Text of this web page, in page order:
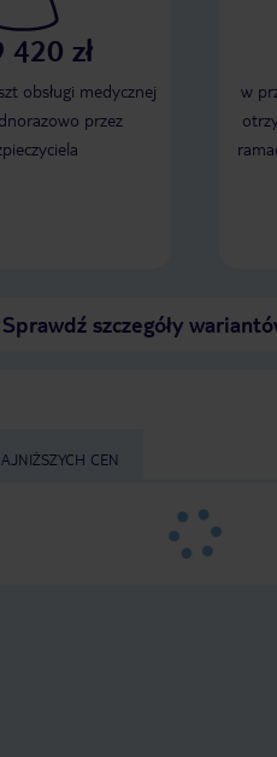
420 zł
obsługi medycznej
przez
w
Sprawdź szczegóły
CEN